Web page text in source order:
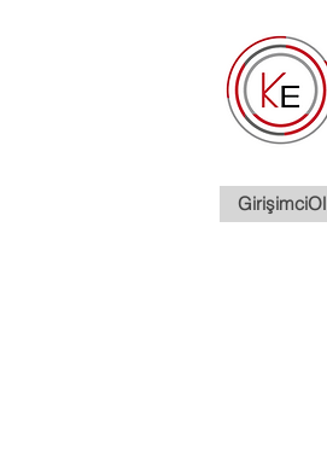
GirişimciOl